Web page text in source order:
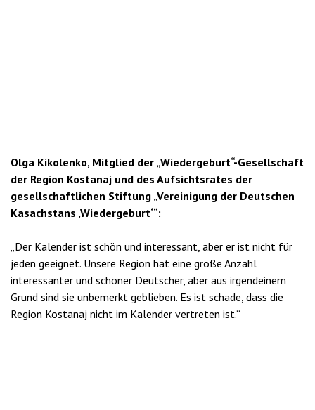
Olga Kikolenko, Mitglied der „Wiedergeburt“-Gesellschaft
der Region Kostanaj und des Aufsichtsrates der
gesellschaftlichen Stiftung „Vereinigung der Deutschen
Kasachstans ‚Wiedergeburt‘“:
„Der Kalender ist schön und interessant, aber er ist nicht für
jeden geeignet. Unsere Region hat eine große Anzahl
interessanter und schöner Deutscher, aber aus irgendeinem
Grund sind sie unbemerkt geblieben. Es ist schade, dass die
Region Kostanaj nicht im Kalender vertreten ist.“